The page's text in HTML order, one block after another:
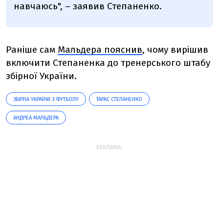
навчаюсь", – заявив Степаненко.
Раніше сам Мальдера пояснив, чому вирішив
включити Степаненка до тренерського штабу
збірної України.
ЗБІРНА УКРАЇНИ З ФУТБОЛУ ТАРАС СТЕПАНЕНКО
АНДРЕА МАЛЬДЕРА
РЕКЛАМА: